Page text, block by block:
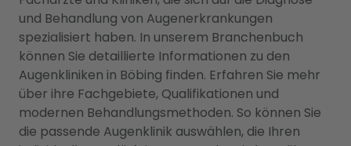
und Behandlung von Augenerkrankungen
spezialisiert haben. In unserem Branchenbuch
können Sie detaillierte Informationen zu den
Augenkliniken in Böbing finden. Erfahren Sie mehr
über ihre Fachgebiete, Qualifikationen und
modernen Behandlungsmethoden. So können Sie
die passende Augenklinik auswählen, die Ihren